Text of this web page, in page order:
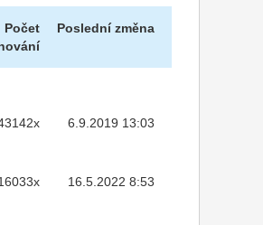
Počet
Poslední změna
6.9.2019 13:03
16.5.2022 8:53